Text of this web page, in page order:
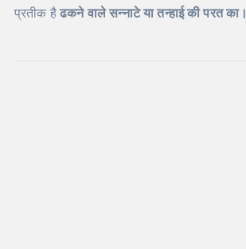
प्रतीक हैढकने वाले सन्नाटे या तन्हाई की परत का।